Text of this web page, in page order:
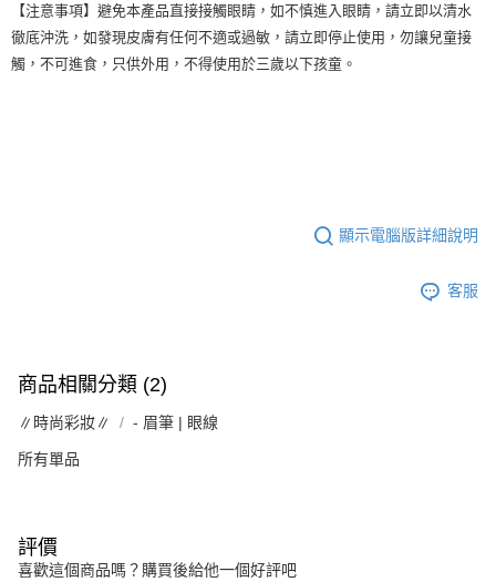
【注意事項】避免本產品直接接觸眼睛，如不慎進入眼睛，請立即以清水
徹底沖洗，如發現皮膚有任何不適或過敏，請立即停止使用，勿讓兒童接
觸，不可進食，只供外用，不得使用於三歲以下孩童。
顯示電腦版詳細說明
客服
商品相關分類 (2)
∥時尚彩妝∥ - 眉筆 | 眼線
所有單品
評價
喜歡這個商品嗎？購買後給他一個好評吧